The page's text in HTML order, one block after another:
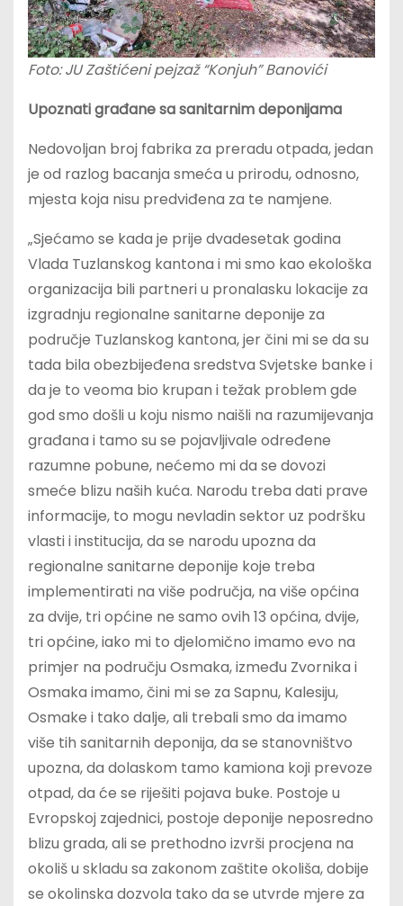
Foto: JU Zaštićeni pejzaž “Konjuh” Banovići
Upoznati građane sa sanitarnim deponijama
Nedovoljan broj fabrika za preradu otpada, jedan
je od razlog bacanja smeća u prirodu, odnosno,
mjesta koja nisu predviđena za te namjene.
„Sjećamo se kada je prije dvadesetak godina
Vlada Tuzlanskog kantona i mi smo kao ekološka
organizacija bili partneri u pronalasku lokacije za
izgradnju regionalne sanitarne deponije za
područje Tuzlanskog kantona, jer čini mi se da su
tada bila obezbijeđena sredstva Svjetske banke i
da je to veoma bio krupan i težak problem gde
god smo došli u koju nismo naišli na razumijevanja
građana i tamo su se pojavljivale određene
razumne pobune, nećemo mi da se dovozi
smeće blizu naših kuća. Narodu treba dati prave
informacije, to mogu nevladin sektor uz podršku
vlasti i institucija, da se narodu upozna da
regionalne sanitarne deponije koje treba
implementirati na više područja, na više općina
za dvije, tri općine ne samo ovih 13 općina, dvije,
tri općine, iako mi to djelomično imamo evo na
primjer na području Osmaka, između Zvornika i
Osmaka imamo, čini mi se za Sapnu, Kalesiju,
Osmake i tako dalje, ali trebali smo da imamo
više tih sanitarnih deponija, da se stanovništvo
upozna, da dolaskom tamo kamiona koji prevoze
otpad, da će se riješiti pojava buke. Postoje u
Evropskoj zajednici, postoje deponije neposredno
blizu grada, ali se prethodno izvrši procjena na
okoliš u skladu sa zakonom zaštite okoliša, dobije
se okolinska dozvola tako da se utvrde mjere za